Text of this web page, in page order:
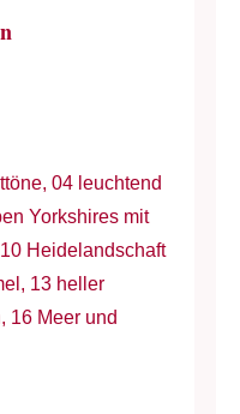
04 leuchtend
Yorkshires mit
Heidelandschaft
13 heller
16 Meer und